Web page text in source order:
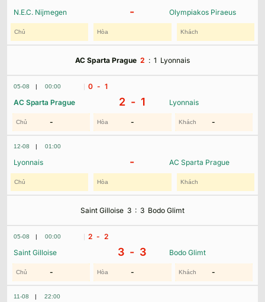
N.E.C. Nijmegen - Olympiakos Piraeus
AC Sparta Prague 2 : 1 Lyonnais
05-08 | 00:00
AC Sparta Prague 2 - 1 Lyonnais
- - -
0 - 1
12-08 | 01:00
Lyonnais - AC Sparta Prague
Saint Gilloise 3 : 3 Bodo Glimt
05-08 | 00:00
Saint Gilloise 3 - 3 Bodo Glimt
- - -
2 - 2
11-08 | 22:00